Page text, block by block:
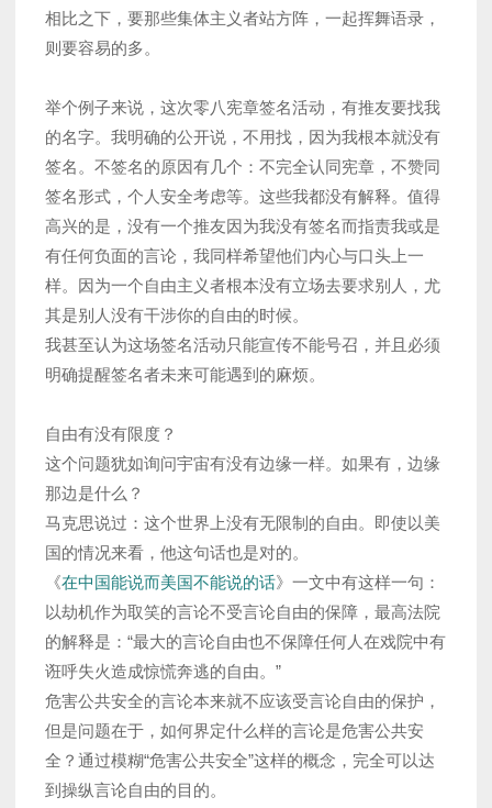
相比之下，要那些集体主义者站方阵，一起挥舞语录，
则要容易的多。
举个例子来说，这次零八宪章签名活动，有推友要找我
的名字。我明确的公开说，不用找，因为我根本就没有
签名。不签名的原因有几个：不完全认同宪章，不赞同
签名形式，个人安全考虑等。这些我都没有解释。值得
高兴的是，没有一个推友因为我没有签名而指责我或是
有任何负面的言论，我同样希望他们内心与口头上一
样。因为一个自由主义者根本没有立场去要求别人，尤
其是别人没有干涉你的自由的时候。
我甚至认为这场签名活动只能宣传不能号召，并且必须
明确提醒签名者未来可能遇到的麻烦。
自由有没有限度？
这个问题犹如询问宇宙有没有边缘一样。如果有，边缘
那边是什么？
马克思说过：这个世界上没有无限制的自由。即使以美
国的情况来看，他这句话也是对的。
《在中国能说而美国不能说的话》一文中有这样一句：
以劫机作为取笑的言论不受言论自由的保障，最高法院
的解释是：“最大的言论自由也不保障任何人在戏院中有
诳呼失火造成惊慌奔逃的自由。”
危害公共安全的言论本来就不应该受言论自由的保护，
但是问题在于，如何界定什么样的言论是危害公共安
全？通过模糊“危害公共安全”这样的概念，完全可以达
到操纵言论自由的目的。